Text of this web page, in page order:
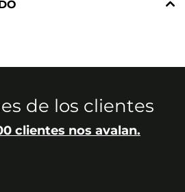
de los clientes
clientes nos avalan.